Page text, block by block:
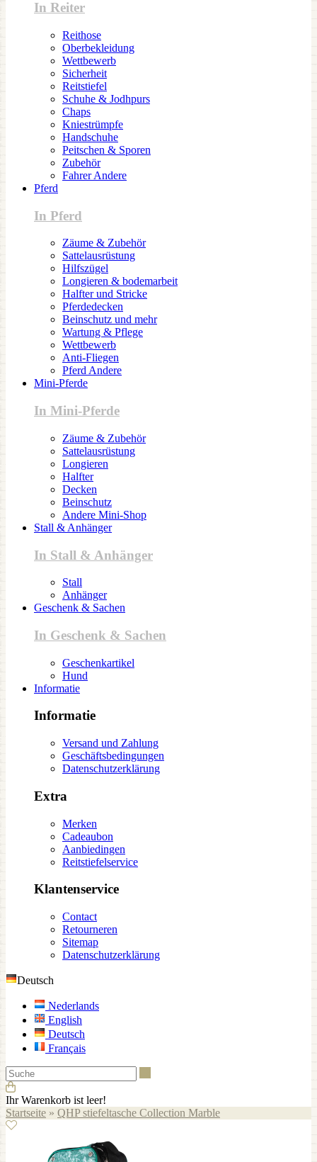
In Reiter
Reithose
Oberbekleidung
Wettbewerb
Sicherheit
Reitstiefel
Schuhe & Jodhpurs
Chaps
Kniestrümpfe
Handschuhe
Peitschen & Sporen
Zubehör
Fahrer Andere
Pferd
In Pferd
Zäume & Zubehör
Sattelausrüstung
Hilfszügel
Longieren & bodemarbeit
Halfter und Stricke
Pferdedecken
Beinschutz und mehr
Wartung & Pflege
Wettbewerb
Anti-Fliegen
Pferd Andere
Mini-Pferde
In Mini-Pferde
Zäume & Zubehör
Sattelausrüstung
Longieren
Halfter
Decken
Beinschutz
Andere Mini-Shop
Stall & Anhänger
In Stall & Anhänger
Stall
Anhänger
Geschenk & Sachen
In Geschenk & Sachen
Geschenkartikel
Hund
Informatie
Informatie
Versand und Zahlung
Geschäftsbedingungen
Datenschutzerklärung
Extra
Merken
Cadeaubon
Aanbiedingen
Reitstiefelservice
Klantenservice
Contact
Retourneren
Sitemap
Datenschutzerklärung
Deutsch
Nederlands
English
Deutsch
Français
Ihr Warenkorb ist leer!
Startseite » QHP stiefeltasche Collection Marble